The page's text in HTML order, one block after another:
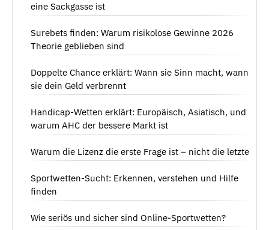
eine Sackgasse ist
Surebets finden: Warum risikolose Gewinne 2026
Theorie geblieben sind
Doppelte Chance erklärt: Wann sie Sinn macht, wann
sie dein Geld verbrennt
Handicap-Wetten erklärt: Europäisch, Asiatisch, und
warum AHC der bessere Markt ist
Warum die Lizenz die erste Frage ist – nicht die letzte
Sportwetten-Sucht: Erkennen, verstehen und Hilfe
finden
Wie seriös und sicher sind Online-Sportwetten?